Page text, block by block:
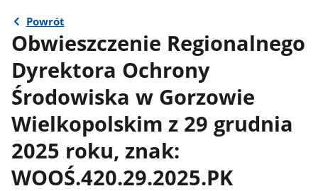
Powrót
Obwieszczenie Regionalnego
Dyrektora Ochrony
Środowiska w Gorzowie
Wielkopolskim z 29 grudnia
2025 roku, znak:
WOOŚ.420.29.2025.PK